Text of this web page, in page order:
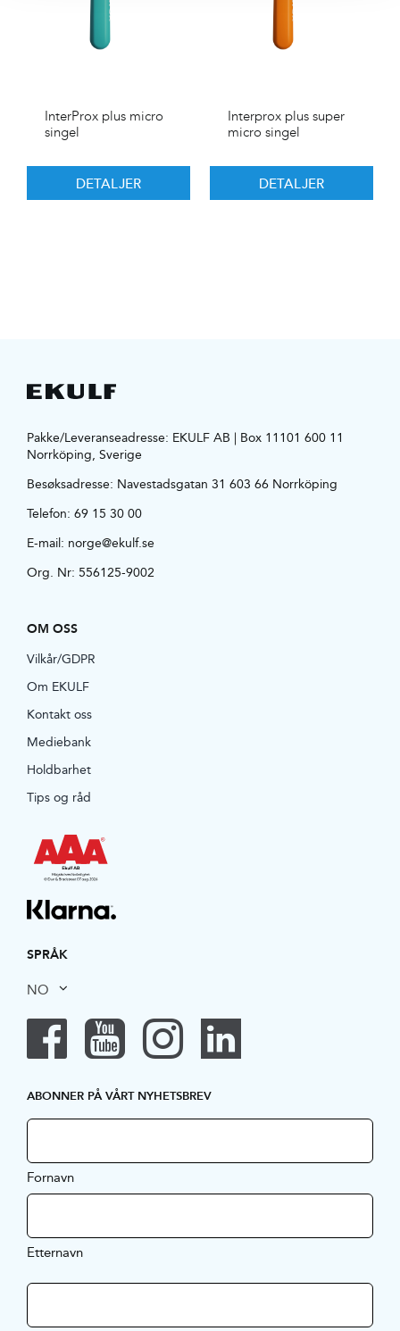
InterProx plus micro
singel
DETALJER
Interprox plus super
micro singel
DETALJER
Pakke/Leveranseadresse: EKULF AB | Box 11101 600 11
Norrköping, Sverige
Besøksadresse: Navestadsgatan 31 603 66 Norrköping
Telefon: 69 15 30 00
E-mail: norge@ekulf.se
Org. Nr: 556125-9002
OM OSS
Vilkår/GDPR
Om EKULF
Kontakt oss
Mediebank
Holdbarhet
Tips og råd
SPRÅK
NO
ABONNER PÅ VÅRT NYHETSBREV
Fornavn
Etternavn